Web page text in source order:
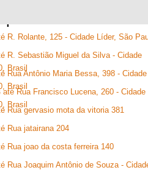
R. Rolante, 125 - Cidade Líder, São
R. Sebastião Miguel da Silva - Cidade
Brasil
Rua Antônio Maria Bessa, 398 - Cidade
Brasil
Rua Francisco Lucena, 260 - Cidade
Brasil
Rua gervasio mota da vitoria 381
Rua jatairana 204
Rua joao da costa ferreira 140
Rua Joaquim Antônio de Souza -